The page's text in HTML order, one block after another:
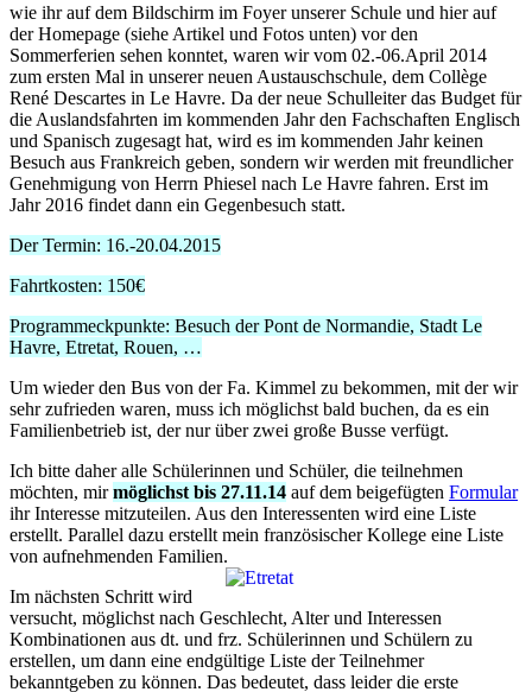
wie ihr auf dem Bildschirm im Foyer unserer Schule und hier auf
der Homepage (siehe Artikel und Fotos unten) vor den
Sommerferien sehen konntet, waren wir vom 02.-06.April 2014
zum ersten Mal in unserer neuen Austauschschule, dem Collège
René Descartes in Le Havre. Da der neue Schulleiter das Budget für
die Auslandsfahrten im kommenden Jahr den Fachschaften Englisch
und Spanisch zugesagt hat, wird es im kommenden Jahr keinen
Besuch aus Frankreich geben, sondern wir werden mit freundlicher
Genehmigung von Herrn Phiesel nach Le Havre fahren. Erst im
Jahr 2016 findet dann ein Gegenbesuch statt.
Der Termin: 16.-20.04.2015
Fahrtkosten: 150€
Programmeckpunkte: Besuch der Pont de Normandie, Stadt Le
Havre, Etretat, Rouen, …
Um wieder den Bus von der Fa. Kimmel zu bekommen, mit der wir
sehr zufrieden waren, muss ich möglichst bald buchen, da es ein
Familienbetrieb ist, der nur über zwei große Busse verfügt.
Ich bitte daher alle Schülerinnen und Schüler, die teilnehmen
möchten, mirmöglichst bis 27.11.14 auf dem beigefügten Formular
ihr Interesse mitzuteilen. Aus den Interessenten wird eine Liste
erstellt. Parallel dazu erstellt mein französischer Kollege eine Liste
von aufnehmenden Familien.
Im nächsten Schritt wird
versucht, möglichst nach Geschlecht, Alter und Interessen
Kombinationen aus dt. und frz. Schülerinnen und Schülern zu
erstellen, um dann eine endgültige Liste der Teilnehmer
bekanntgeben zu können. Das bedeutet, dass leider die erste